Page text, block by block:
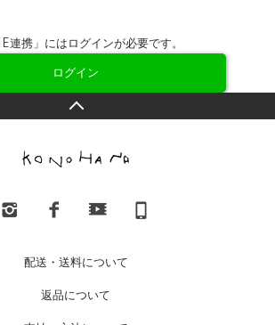
連携」にはログインが必要です。
ログイン
配送・送料について
返品について